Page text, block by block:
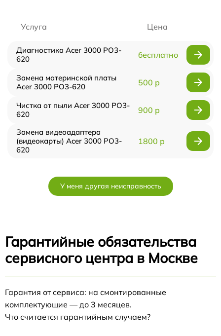
Услуга Цена
Диагностика Acer 3000 PO3-
620
бесплатно
Замена материнской платы
Acer 3000 PO3-620
500 р
Чистка от пыли Acer 3000 PO3-
620
900 р
Замена видеоадаптера
(видеокарты) Acer 3000 PO3-
620
1800 р
У меня другая неисправность
Гарантийные обязательства
сервисного центра в Москве
Гарантия от сервиса: на смонтированные
комплектующие — до 3 месяцев.
Что считается гарантийным случаем?